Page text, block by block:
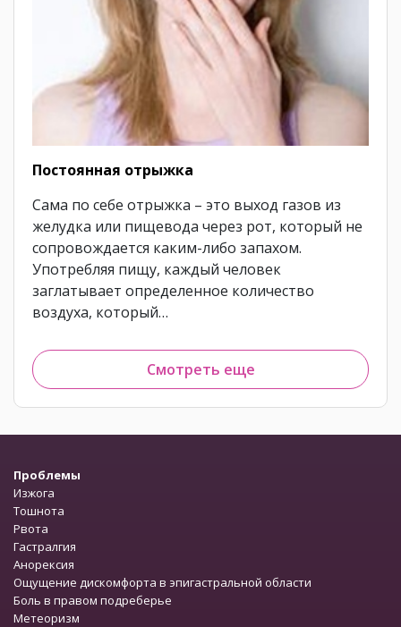
Постоянная отрыжка
Сама по себе отрыжка – это выход газов из
желудка или пищевода через рот, который не
сопровождается каким-либо запахом.
Употребляя пищу, каждый человек
заглатывает определенное количество
воздуха, который…
Смотреть еще
Проблемы
Изжога
Тошнота
Рвота
Гастралгия
Анорексия
Ощущение дискомфорта в эпигастральной области
Боль в правом подреберье
Метеоризм